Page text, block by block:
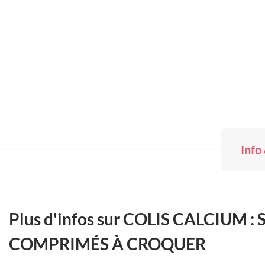
Info
Plus d'infos sur COLIS CALCIUM :
COMPRIMÉS À CROQUER